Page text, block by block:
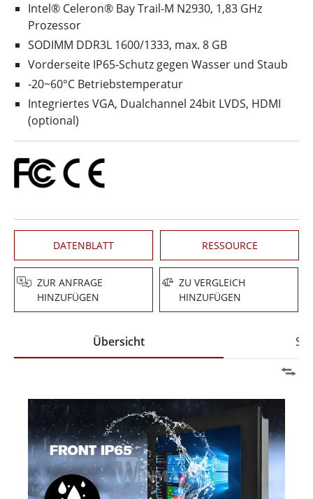
Intel® Celeron® Bay Trail-M N2930, 1,83 GHz
Prozessor
SODIMM DDR3L 1600/1333, max. 8 GB
Vorderseite IP65-Schutz gegen Wasser und Staub
-20~60°C Betriebstemperatur
Integriertes VGA, Dualchannel 24bit LVDS, HDMI
(optional)
DATENBLATT RESSOURCE
ZUR ANFRAGE
HINZUFÜGEN
ZU VERGLEICH
HINZUFÜGEN
Übersicht